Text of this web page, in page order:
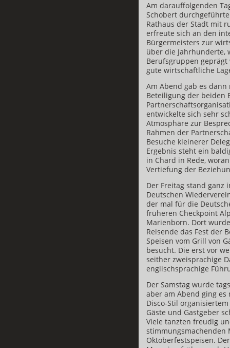
Am darauffolgenden
Schobert
Rathaus der Stadt mit
erfreute sich an den
Bürgermeisters zur
über die Jahrhunderte,
Berufsgruppen
gute wirtschaftliche
Am Abend gab es
Beteiligung der beiden
entwickelte sich sehr
Atmosphäre zur
Rahmen der
Besuche kleinerer
Ergebnis steht ein
in Chard in Rede,
Vertiefung der
Der Freitag stand ganz
Deutschen
der mal für die
früheren Checkpoint
Marienborn. Dort
Reisende das Fest der
Speisen vom Grill von
besucht. Die erst vor
seither zweisprachige
englischsprachige
Der Samstag wurde
aber am Abend ging es
Disco-Stil
Gäste und Gastgeber
Viele tanzten freudig
stimmungsmachenden
Oktoberfestspeisen.